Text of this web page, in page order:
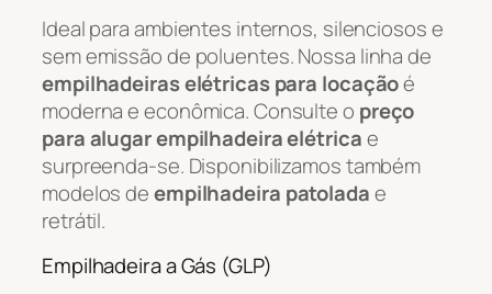
Ideal para ambientes internos, silenciosos e
sem emissão de poluentes. Nossa linha de
empilhadeiras elétricas para locaçãoé
moderna e econômica. Consulte o preço
para alugar empilhadeira elétricae
surpreenda-se. Disponibilizamos também
modelos deempilhadeira patoladae
retrátil.
Empilhadeira a Gás (GLP)